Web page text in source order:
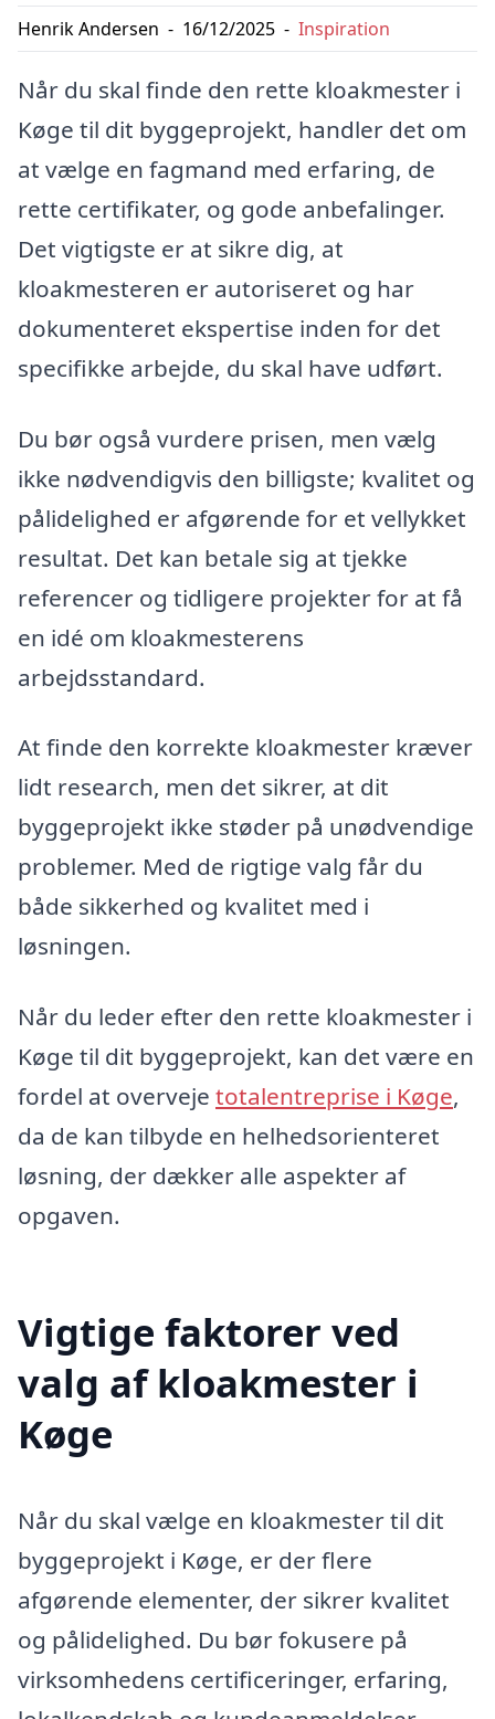
Henrik Andersen - 16/12/2025 - Inspiration
Når du skal finde den rette kloakmester i
Køge til dit byggeprojekt, handler det om
at vælge en fagmand med erfaring, de
rette certifikater, og gode anbefalinger.
Det vigtigste er at sikre dig, at
kloakmesteren er autoriseret og har
dokumenteret ekspertise inden for det
specifikke arbejde, du skal have udført.
Du bør også vurdere prisen, men vælg
ikke nødvendigvis den billigste; kvalitet og
pålidelighed er afgørende for et vellykket
resultat. Det kan betale sig at tjekke
referencer og tidligere projekter for at få
en idé om kloakmesterens
arbejdsstandard.
At finde den korrekte kloakmester kræver
lidt research, men det sikrer, at dit
byggeprojekt ikke støder på unødvendige
problemer. Med de rigtige valg får du
både sikkerhed og kvalitet med i
løsningen.
Når du leder efter den rette kloakmester i
Køge til dit byggeprojekt, kan det være en
fordel at overveje totalentreprise i Køge,
da de kan tilbyde en helhedsorienteret
løsning, der dækker alle aspekter af
opgaven.
Vigtige faktorer ved
valg af kloakmester i
Køge
Når du skal vælge en kloakmester til dit
byggeprojekt i Køge, er der flere
afgørende elementer, der sikrer kvalitet
og pålidelighed. Du bør fokusere på
virksomhedens certificeringer, erfaring,